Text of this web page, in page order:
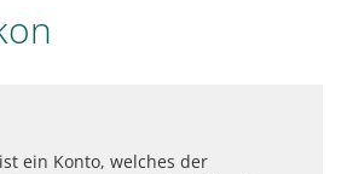
ein Konto, welches der